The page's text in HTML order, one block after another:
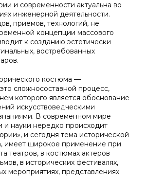
и современности актуальна во
инженерной деятельности.
приемов, технологий, не
концепции массового
к созданию эстетически
востребованных
костюма —
сложносоставной процесс,
которого является обоснование
искусствоведческими
В современном мире
и науки нередко происходит
и сегодня тема исторической
имеет широкое применение при
театров, в костюмах актеров
в исторических фестивалях,
мероприятиях, представлениях